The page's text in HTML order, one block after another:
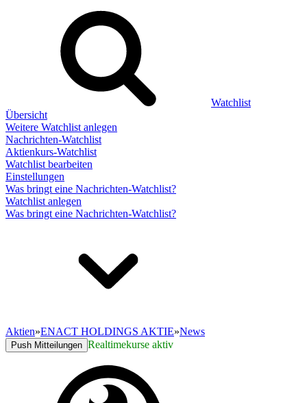
Watchlist
Übersicht
Weitere Watchlist anlegen
Nachrichten-Watchlist
Aktienkurs-Watchlist
Watchlist bearbeiten
Einstellungen
Was bringt eine Nachrichten-Watchlist?
Watchlist anlegen
Was bringt eine Nachrichten-Watchlist?
Aktien»ENACT HOLDINGS AKTIE»News
Push Mitteilungen Realtimekurse aktiv